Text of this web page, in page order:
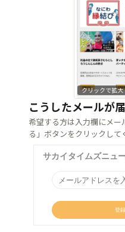
クリックで拡大
こうしたメールが
希望する方は入力欄にメ
る」ボタンをクリックして